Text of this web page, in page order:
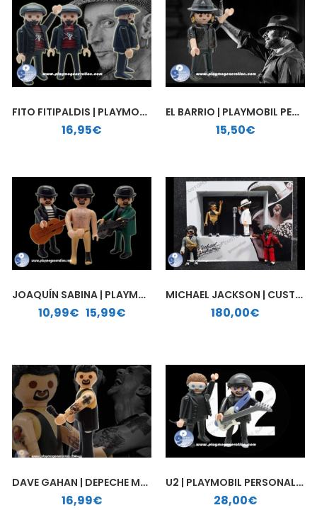
FITO FITIPALDIS | PLAYMOBIL PERSONALIZADO
16,95€
EL BARRIO | PLAYMOBIL PERSONALIZADO
15,50€
JOAQUÍN SABINA | PLAYMOBIL PERSONALIZADO
10,99€ 15,99€
Rango de precios: desde 10,99€ hasta 15,99€
MICHAEL JACKSON | CUSTOM PLAYMOBIL
180,00€
DAVE GAHAN | DEPECHE MODE | CUSTOM PLAYMOBIL
16,99€
U2 | PLAYMOBIL PERSONALIZADO
28,00€